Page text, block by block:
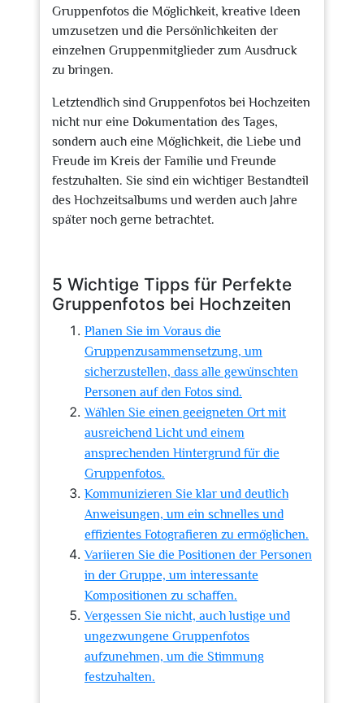
Gruppenfotos die Möglichkeit, kreative Ideen
umzusetzen und die Persönlichkeiten der
einzelnen Gruppenmitglieder zum Ausdruck
zu bringen.
Letztendlich sind Gruppenfotos bei Hochzeiten
nicht nur eine Dokumentation des Tages,
sondern auch eine Möglichkeit, die Liebe und
Freude im Kreis der Familie und Freunde
festzuhalten. Sie sind ein wichtiger Bestandteil
des Hochzeitsalbums und werden auch Jahre
später noch gerne betrachtet.
5 Wichtige Tipps für Perfekte
Gruppenfotos bei Hochzeiten
Planen Sie im Voraus die
Gruppenzusammensetzung, um
sicherzustellen, dass alle gewünschten
Personen auf den Fotos sind.
Wählen Sie einen geeigneten Ort mit
ausreichend Licht und einem
ansprechenden Hintergrund für die
Gruppenfotos.
Kommunizieren Sie klar und deutlich
Anweisungen, um ein schnelles und
effizientes Fotografieren zu ermöglichen.
Variieren Sie die Positionen der Personen
in der Gruppe, um interessante
Kompositionen zu schaffen.
Vergessen Sie nicht, auch lustige und
ungezwungene Gruppenfotos
aufzunehmen, um die Stimmung
festzuhalten.